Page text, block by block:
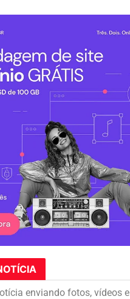
enviando fotos, vídeos e